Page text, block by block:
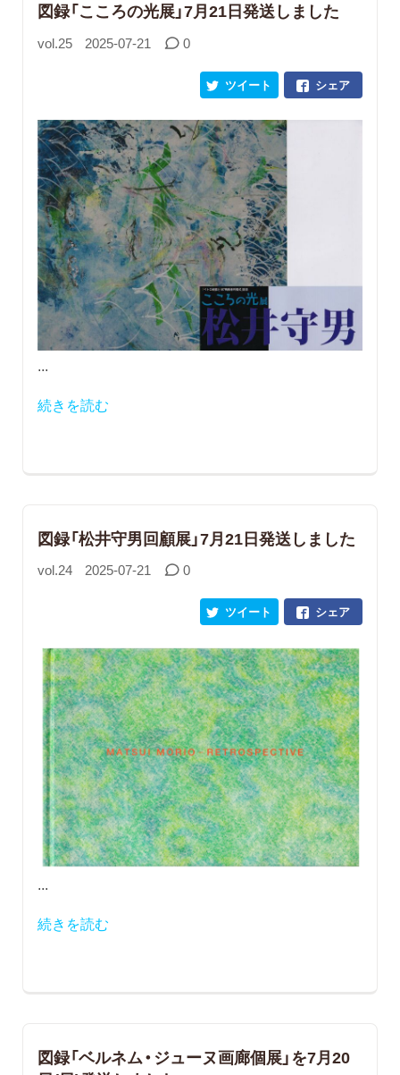
図録「こころの光展」7月21日発送しました
vol.25 2025-07-21 0
シェア
ツイート
...
続きを読む
図録「松井守男回顧展」7月21日発送しました
vol.24 2025-07-21 0
シェア
ツイート
...
続きを読む
図録「ベルネム・ジューヌ画廊個展」を7月20